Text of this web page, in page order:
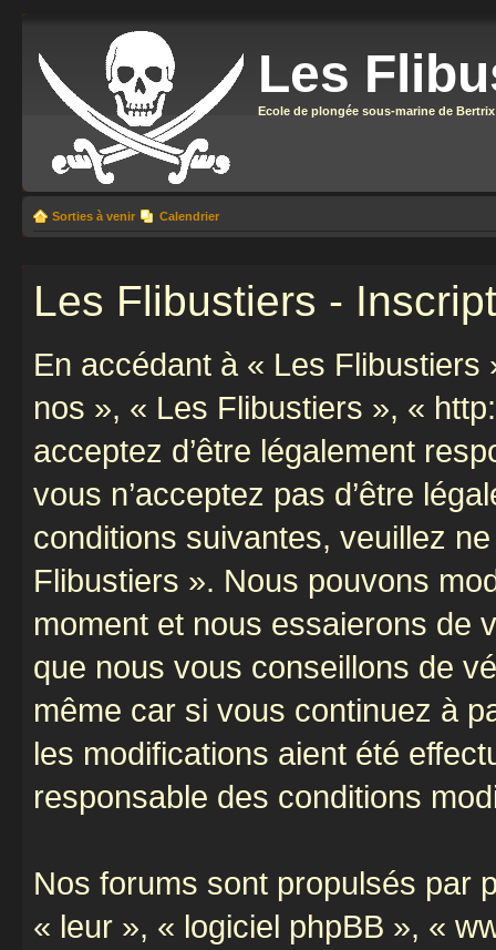
Les
Ecole de plongée sous-marine de Bertrix
Sorties à venir Calendrier
Les Flibustiers -
En accédant à « Les
nos », « Les Flibustiers », «
acceptez d’être légalement
vous n’acceptez pas d’être
conditions suivantes, veuillez
Flibustiers ». Nous pouvons
moment et nous essaierons de
que nous vous conseillons de
même car si vous continuez à
les modifications aient été
responsable des conditions
Nos forums sont propulsés par
« leur », « logiciel phpBB », «